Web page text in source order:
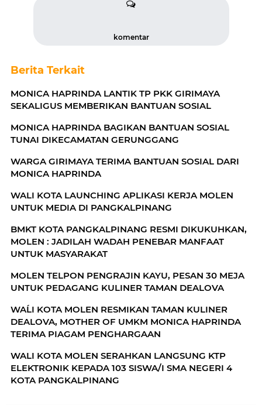
komentar
Berita Terkait
MONICA HAPRINDA LANTIK TP PKK GIRIMAYA
SEKALIGUS MEMBERIKAN BANTUAN SOSIAL
MONICA HAPRINDA BAGIKAN BANTUAN SOSIAL
TUNAI DIKECAMATAN GERUNGGANG
WARGA GIRIMAYA TERIMA BANTUAN SOSIAL DARI
MONICA HAPRINDA
WALI KOTA LAUNCHING APLIKASI KERJA MOLEN
UNTUK MEDIA DI PANGKALPINANG
BMKT KOTA PANGKALPINANG RESMI DIKUKUHKAN,
MOLEN : JADILAH WADAH PENEBAR MANFAAT
UNTUK MASYARAKAT
MOLEN TELPON PENGRAJIN KAYU, PESAN 30 MEJA
UNTUK PEDAGANG KULINER TAMAN DEALOVA
WAĹI KOTA MOLEN RESMIKAN TAMAN KULINER
DEALOVA, MOTHER OF UMKM MONICA HAPRINDA
TERIMA PIAGAM PENGHARGAAN
WALI KOTA MOLEN SERAHKAN LANGSUNG KTP
ELEKTRONIK KEPADA 103 SISWA/I SMA NEGERI 4
KOTA PANGKALPINANG